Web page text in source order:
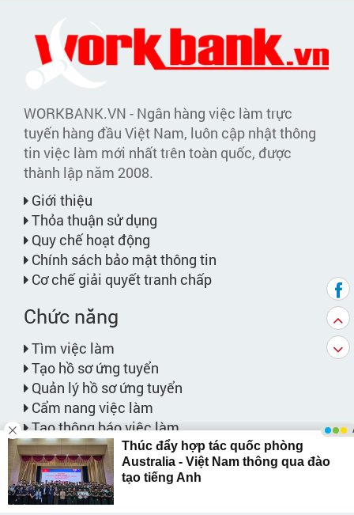
WORKBANK.VN - Ngân hàng việc làm trực
tuyến hàng đầu Việt Nam, luôn cập nhật thông
tin việc làm mới nhất trên toàn quốc, được
thành lập năm 2008.
Giới thiệu
Thỏa thuận sử dụng
Quy chế hoạt động
Chính sách bảo mật thông tin
Cơ chế giải quyết tranh chấp
Chức năng
Tìm việc làm
Tạo hồ sơ ứng tuyển
Quản lý hồ sơ ứng tuyển
Cẩm nang việc làm
Tạo thông báo việc làm
Việc làm phù hợp với bạn
Bảng giá dịch vụ
Website liên kết